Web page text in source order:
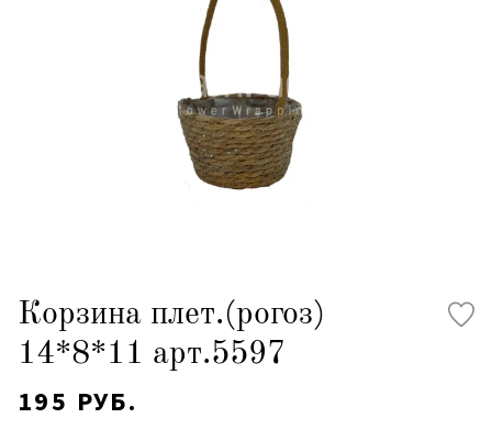
Корзина плет.(рогоз)
14*8*11 арт.5597
195 РУБ.